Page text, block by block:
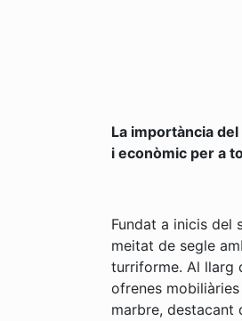
La importància
i econòmic per a
Fundat a inicis del
meitat de segle
turriforme. Al llarg
ofrenes
marbre, destacant